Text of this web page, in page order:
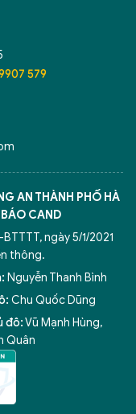
579
AN THÀNH PHỐ HÀ
CAND
ngày 5/1/2021
thông.
Nguyễn Thanh Bình
Chu Quốc Dũng
đô:Vũ Mạnh Hùng,
Quân
xử lý điểm nghẽn của